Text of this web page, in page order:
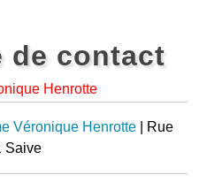
de contact
Henrotte
Véronique Henrotte | Rue
Saive